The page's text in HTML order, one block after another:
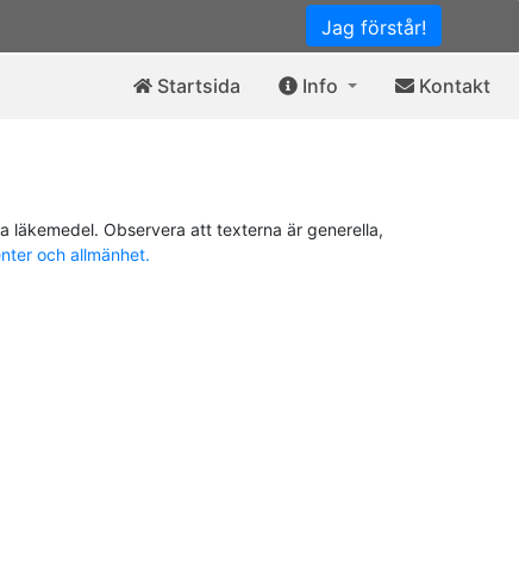
Jag förstår!
Startsida Info Kontakt
läkemedel. Observera att texterna är generella,
och allmänhet.